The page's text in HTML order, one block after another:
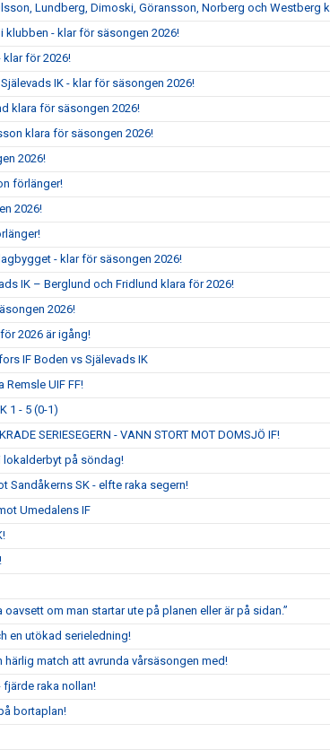
Lundberg, Dimoski, Göransson, Norberg och Westberg
klubben - klar för säsongen 2026!
för 2026!
IK - klar för säsongen 2026!
klara för säsongen 2026!
klara för säsongen 2026!
2026!
förlänger!
2026!
- klar för säsongen 2026!
IK – Berglund och Fridlund klara för 2026!
2026!
2026 är igång!
IF Boden vs Själevads IK
UIF FF!
1 - 5 (0-1)
SERIESEGERN - VANN STORT MOT DOMSJÖ IF!
lokalderbyt på söndag!
Sandåkerns SK - elfte raka segern!
Umedalens IF
oavsett om man startar ute på planen eller är på sidan.”
en utökad serieledning!
härlig match att avrunda vårsäsongen med!
raka nollan!
bortaplan!